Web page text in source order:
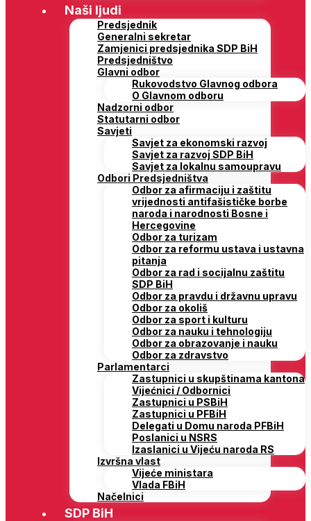
Naši ljudi
Predsjednik
Generalni sekretar
Zamjenici predsjednika SDP BiH
Predsjedništvo
Glavni odbor
Rukovodstvo Glavnog odbora
O Glavnom odboru
Nadzorni odbor
Statutarni odbor
Savjeti
Savjet za ekonomski razvoj
Savjet za razvoj SDP BiH
Savjet za lokalnu samoupravu
Odbori Predsjedništva
Odbor za afirmaciju i zaštitu
vrijednosti antifašističke borbe
naroda i narodnosti Bosne i
Hercegovine
Odbor za turizam
Odbor za reformu ustava i ustavna
pitanja
Odbor za rad i socijalnu zaštitu
SDP BiH
Odbor za pravdu i državnu upravu
Odbor za okoliš
Odbor za sport i kulturu
Odbor za nauku i tehnologiju
Odbor za obrazovanje i nauku
Odbor za zdravstvo
Parlamentarci
Zastupnici u skupštinama kantona
Vijećnici / Odbornici
Zastupnici u PSBiH
Zastupnici u PFBiH
Delegati u Domu naroda PFBiH
Poslanici u NSRS
Izaslanici u Vijeću naroda RS
Izvršna vlast
Vijeće ministara
Vlada FBiH
Načelnici
SDP BiH